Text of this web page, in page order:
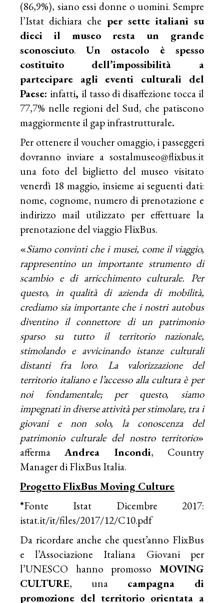
(86,9%), siano essi donne o uomini. Sempre
l’Istat dichiara che per sette italiani su
dieci il museo resta un grande
sconosciuto.Un ostacolo è spesso
costituito dell’impossibilità a
partecipare agli eventi culturali del
Paese: infatti, il tasso di disaffezione tocca il
77,7% nelle regioni del Sud, che patiscono
maggiormente il gap infrastrutturale.
Per ottenere il voucher omaggio, i passeggeri
dovranno inviare a sostalmuseo@flixbus.it
una foto del biglietto del museo visitato
venerdì 18 maggio, insieme ai seguenti dati:
nome, cognome, numero di prenotazione e
indirizzo mail utilizzato per effettuare la
prenotazione del viaggio FlixBus.
«Siamo convinti che i musei, come il viaggio,
rappresentino un importante strumento di
scambio e di arricchimento culturale. Per
questo, in qualità di azienda di mobilità,
crediamo sia importante che i nostri autobus
diventino il connettore di un patrimonio
sparso su tutto il territorio nazionale,
stimolando e avvicinando istanze culturali
distanti fra loro. La valorizzazione del
territorio italiano e l’accesso alla cultura è per
noi fondamentale; per questo, siamo
impegnati in diverse attività per stimolare, tra i
giovani e non solo, la conoscenza del
patrimonio culturale del nostro territorio»
affermaAndrea Incondi, Country
Manager di FlixBus Italia.
Progetto FlixBus Moving Culture
*Fonte Istat Dicembre 2017:
istat.it/it/files/2017/12/C10.pdf
Da ricordare anche che quest’anno FlixBus
e l’Associazione Italiana Giovani per
l’UNESCO hanno promosso MOVING
CULTURE, una campagna di
promozione del territorio orientata a